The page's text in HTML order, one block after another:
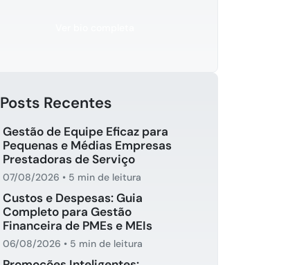
Posts Recentes
Gestão de Equipe Eficaz para
Pequenas e Médias Empresas
Prestadoras de Serviço
07/08/2026 • 5 min de leitura
Custos e Despesas: Guia
Completo para Gestão
Financeira de PMEs e MEIs
06/08/2026 • 5 min de leitura